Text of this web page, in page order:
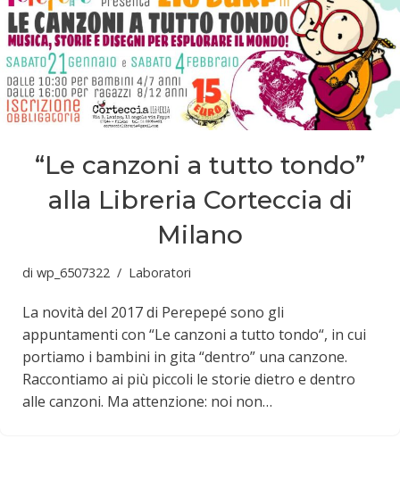
“Le canzoni a tutto tondo”
alla Libreria Corteccia di
Milano
di wp_6507322 Laboratori
La novità del 2017 di Perepepé sono gli
appuntamenti con “Le canzoni a tutto tondo“, in cui
portiamo i bambini in gita “dentro” una canzone.
Raccontiamo ai più piccoli le storie dietro e dentro
alle canzoni. Ma attenzione: noi non…